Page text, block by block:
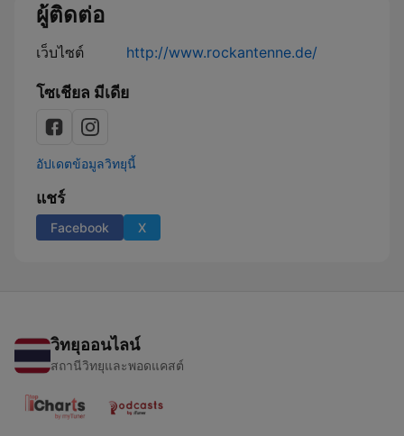
ANTENNE
Late
Night
Show
Serum
ผู้ติดต่อ
เว็บไซต์ http://www.rockantenne.de/
โซเชียล มีเดีย
อัปเดตข้อมูลวิทยุนี้
แชร์
Facebook X
วิทยุออนไลน์
สถานีวิทยุและพอดแคสต์